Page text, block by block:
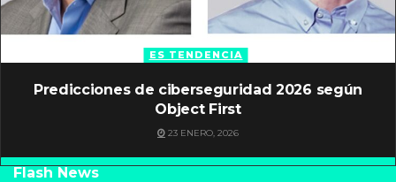
ES TENDENCIA
Predicciones de ciberseguridad 2026 según
Object First
23 ENERO, 2026
Flash News